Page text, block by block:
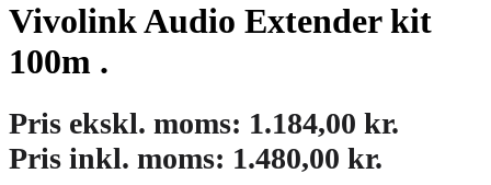
Vivolink Audio Extender kit
100m .
Pris ekskl. moms: 1.184,00 kr.
Pris inkl. moms: 1.480,00 kr.